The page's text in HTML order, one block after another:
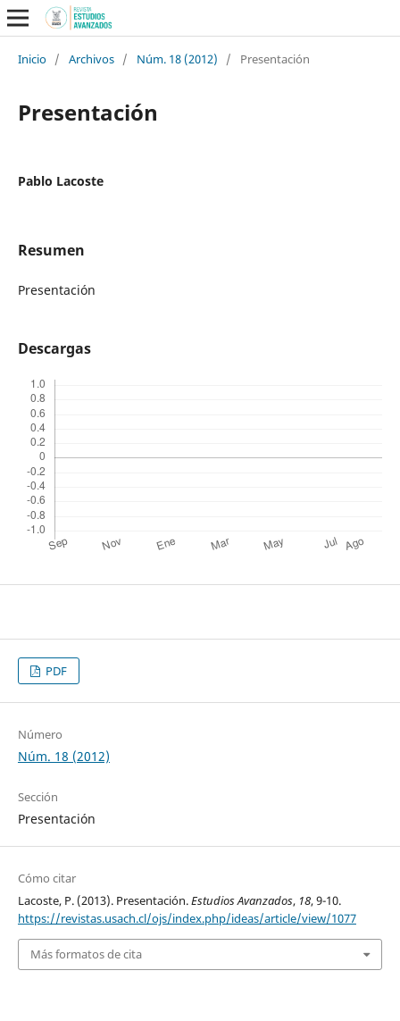
Inicio / Archivos / Núm. 18 (2012) / Presentación
Presentación
Pablo Lacoste
Resumen
Presentación
Descargas
PDF
Número
Núm. 18 (2012)
Sección
Presentación
Cómo citar
Lacoste, P. (2013). Presentación.Estudios Avanzados, 18, 9-10.
https://revistas.usach.cl/ojs/index.php/ideas/article/view/1077
Más formatos de cita